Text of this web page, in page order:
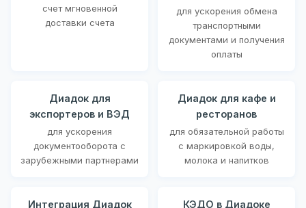
счет мгновенной
доставки счета
для ускорения обмена
транспортными
документами и получения
оплаты
Диадок для
экспортеров и ВЭД
для ускорения
документооборота с
зарубежными партнерами
Диадок для кафе и
ресторанов
для обязательной работы
с маркировкой воды,
молока и напитков
Интеграция Диадок
КЭДО в Диадоке